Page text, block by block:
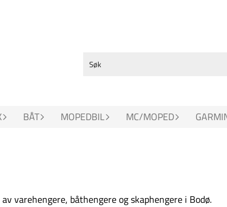
BÅT MOPEDBIL MC/MOPED
varehengere, båthengere og skaphengere i Bodø.